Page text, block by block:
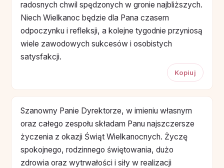
radosnych chwil spędzonych w gronie najbliższych.
Niech Wielkanoc będzie dla Pana czasem
odpoczynku i refleksji, a kolejne tygodnie przyniosą
wiele zawodowych sukcesów i osobistych
satysfakcji.
Kopiuj
Szanowny Panie Dyrektorze, w imieniu własnym
oraz całego zespołu składam Panu najszczersze
życzenia z okazji Świąt Wielkanocnych. Życzę
spokojnego, rodzinnego świętowania, dużo
zdrowia oraz wytrwałości i siły w realizacji